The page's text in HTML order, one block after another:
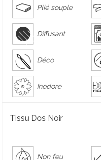
Plié souple
Diffusant
Déco
Inodore
Tissu Dos Noir
Non feu